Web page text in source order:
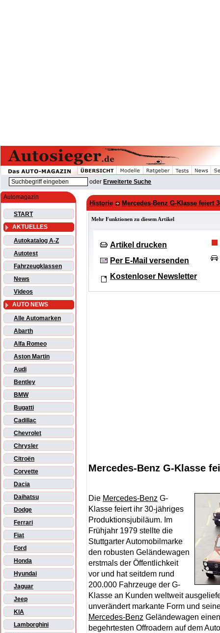
oder Erweiterte Suche
Automagazin
START
AKTUELLES
Autokatalog A-Z
Autotest
Fahrzeugklassen
News
Videos
AUTO NEWS
Alle Automarken
Abarth
Alfa Romeo
Aston Martin
Audi
Bentley
BMW
Bugatti
Cadillac
Chevrolet
Chrysler
Citroën
Corvette
Dacia
Daihatsu
Dodge
Ferrari
Fiat
Ford
Honda
Hyundai
Jaguar
Jeep
KIA
Lamborghini
Historie Mercedes-Benz G-Klasse feiert
Mehr Funktionen zu diesem Artikel
Artikel drucken
Per E-Mail versenden
Kostenloser Newsletter
Mercedes-Benz G-Klasse
Die Mercedes-Benz G-
Klasse feiert ihr 30-jähriges
Produktionsjubiläum. Im
Frühjahr 1979 stellte die
Stuttgarter Automobilmarke
den robusten Geländewagen
erstmals der Öffentlichkeit
vor und hat seitdem rund
200.000 Fahrzeuge der G-
Klasse an Kunden weltweit
unverändert markante Form und
Mercedes-Benz Geländewagen
begehrtesten Offroadern auf dem